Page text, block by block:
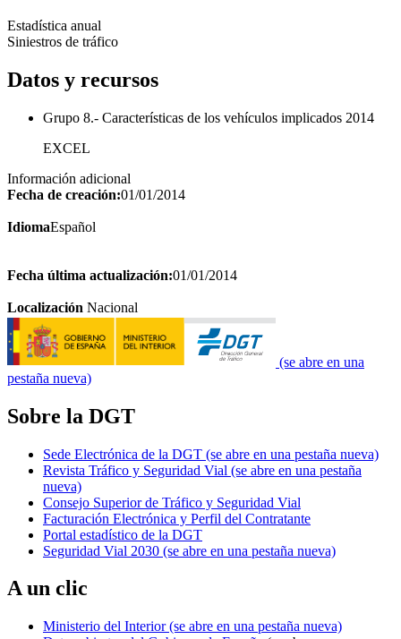
Estadística anual
Siniestros de tráfico
Datos y recursos
Grupo 8.- Características de los vehículos implicados 2014
EXCEL
Información adicional
Fecha de creación:01/01/2014
IdiomaEspañol
Fecha última actualización:01/01/2014
Localización Nacional
(se abre en una
pestaña nueva)
Sobre la DGT
Sede Electrónica de la DGT (se abre en una pestaña nueva)
Revista Tráfico y Seguridad Vial (se abre en una pestaña
nueva)
Consejo Superior de Tráfico y Seguridad Vial
Facturación Electrónica y Perfil del Contratante
Portal estadístico de la DGT
Seguridad Vial 2030 (se abre en una pestaña nueva)
A un clic
Ministerio del Interior(se abre en una pestaña nueva)